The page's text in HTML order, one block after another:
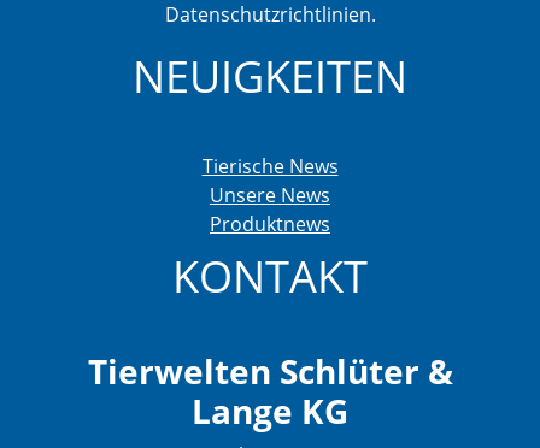
Datenschutzrichtlinien.
NEUIGKEITEN
Tierische News
Unsere News
Produktnews
KONTAKT
Tierwelten Schlüter &
Lange KG